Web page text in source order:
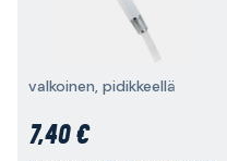
valkoinen, pidikkeellä
7,40 €